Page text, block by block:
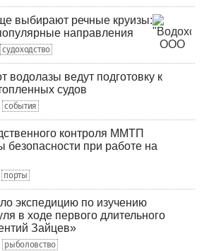
выбирают речные круизы:
направления
судоходство
водолазы ведут подготовку к
судов
события
контроля ММТП
безопасности при работе на
порты
экспедицию по изучению
в ходе первого длительного
Зайцев»
рыболовство